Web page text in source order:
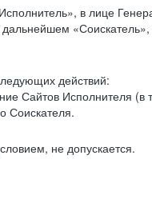
в лице
«Соискатель»,
действий:
Сайтов Исполнителя (в
Соискателя.
не допускается.